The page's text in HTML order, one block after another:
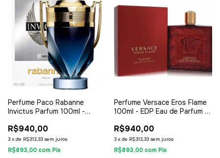
Perfume Paco Rabanne
Invictus Parfum 100ml -
R$940,00
3 x de R$313,33 sem juros
R$893,00 com Pix
Perfume Versace Eros Flame
100ml - EDP Eau de Parfum -
R$940,00
3 x de R$313,33 sem juros
R$893,00 com Pix